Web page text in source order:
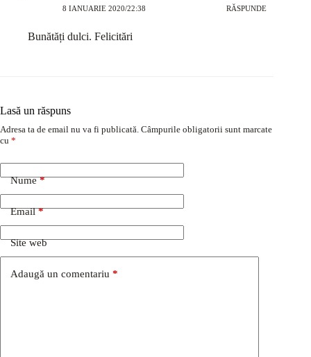
8 IANUARIE 2020/22:38 RĂSPUNDE
Bunătăți dulci. Felicitări
Lasă un răspuns
Adresa ta de email nu va fi publicată. Câmpurile obligatorii sunt marcate
cu *
Nume*
Email*
Site web
Adaugă un comentariu *